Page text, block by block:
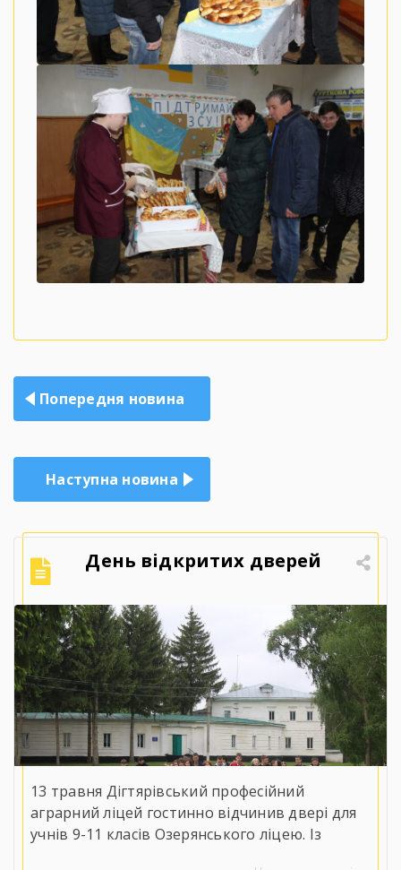
Навігація
записів
Попередня новина
Наступна новина
День відкритих дверей
13 травня Дігтярівський професійний
аграрний ліцей гостинно відчинив двері для
учнів 9-11 класів Озерянського ліцею. Із